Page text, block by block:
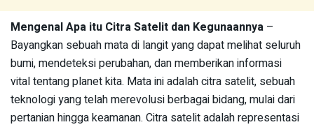
Mengenal Apa itu Citra Satelit dan Kegunaannya –
Bayangkan sebuah mata di langit yang dapat melihat seluruh
bumi, mendeteksi perubahan, dan memberikan informasi
vital tentang planet kita. Mata ini adalah citra satelit, sebuah
teknologi yang telah merevolusi berbagai bidang, mulai dari
pertanian hingga keamanan. Citra satelit adalah representasi